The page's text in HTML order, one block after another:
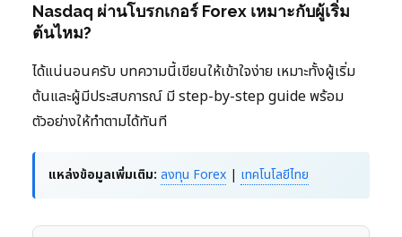
Nasdaq ผ่านโบรกเกอร์ Forex เหมาะกับผู้เริ่ม
ต้นไหม?
ได้แน่นอนครับ บทความนี้เขียนให้เข้าใจง่าย เหมาะทั้งผู้เริ่ม
ต้นและผู้มีประสบการณ์ มี step-by-step guide พร้อม
ตัวอย่างให้ทำตามได้ทันที
แหล่งข้อมูลเพิ่มเติม: ลงทุน Forex | เทคโนโลยีไทย